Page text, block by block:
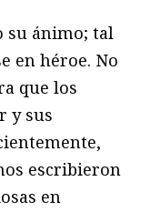
su ánimo; tal
en héroe. No
que los
y sus
escribieron
en